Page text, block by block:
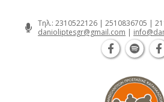
Τηλ.: 2310522126 | 2510836705 |
danioliptesgr@gmail.com |